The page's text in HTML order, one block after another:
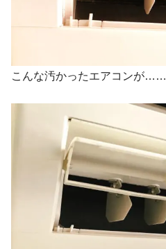
こんな汚かったエアコンが……